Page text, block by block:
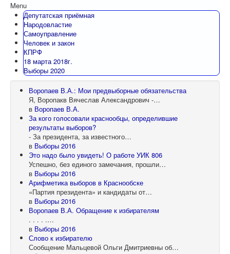
Menu
Депутатская приёмная
Народовластие
Самоуправление
Человек и закон
КПРФ
18 марта 2018г.
Выборы 2020
Воропаев В.А.: Мои предвыборные обязательства
Я, Воропакв Вячеслав Александрович -…
в Воропаев В.А.
За кого голосовали краснообцы, определившие
результаты выборов?
- За президента, за известного…
в Выборы 2016
Это надо было увидеть! О работе УИК 806
Успешно, без единого замечания, прошли…
в Выборы 2016
Арифметика выборов в Краснообске
«Партия президента» и кандидаты от…
в Выборы 2016
Воропаев В.А. Обращение к избирателям
. . . . .…
в Выборы 2016
Слово к избирателю
Сообщение Мальцевой Ольги Дмитриевны об…